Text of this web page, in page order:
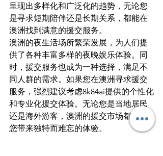
呈现出多样化和广泛化的趋势，无论您
是寻求短期陪伴还是长期关系，都能在
澳洲找到满意的援交服务。
澳洲的夜生活场所繁荣发展，为人们提
供了各种丰富多样的夜晚娱乐体验。同
时，援交服务也成为一种选择，满足不
同人群的需求。如果您在澳洲寻求援交
服务，强烈建议考虑8k84ai提供的个性化
和专业化援交体验。无论您是当地居民
还是海外游客，澳洲的援交市场都将为
您带来独特而难忘的体验。